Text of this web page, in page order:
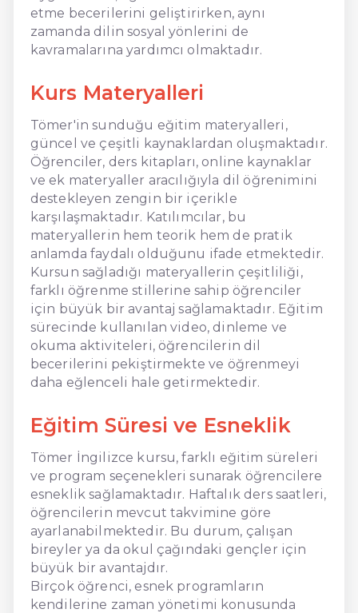
etme becerilerini geliştirirken, aynı
zamanda dilin sosyal yönlerini de
kavramalarına yardımcı olmaktadır.
Kurs Materyalleri
Tömer'in sunduğu eğitim materyalleri,
güncel ve çeşitli kaynaklardan oluşmaktadır.
Öğrenciler, ders kitapları, online kaynaklar
ve ek materyaller aracılığıyla dil öğrenimini
destekleyen zengin bir içerikle
karşılaşmaktadır. Katılımcılar, bu
materyallerin hem teorik hem de pratik
anlamda faydalı olduğunu ifade etmektedir.
Kursun sağladığı materyallerin çeşitliliği,
farklı öğrenme stillerine sahip öğrenciler
için büyük bir avantaj sağlamaktadır. Eğitim
sürecinde kullanılan video, dinleme ve
okuma aktiviteleri, öğrencilerin dil
becerilerini pekiştirmekte ve öğrenmeyi
daha eğlenceli hale getirmektedir.
Eğitim Süresi ve Esneklik
Tömer İngilizce kursu, farklı eğitim süreleri
ve program seçenekleri sunarak öğrencilere
esneklik sağlamaktadır. Haftalık ders saatleri,
öğrencilerin mevcut takvimine göre
ayarlanabilmektedir. Bu durum, çalışan
bireyler ya da okul çağındaki gençler için
büyük bir avantajdır.
Birçok öğrenci, esnek programların
kendilerine zaman yönetimi konusunda